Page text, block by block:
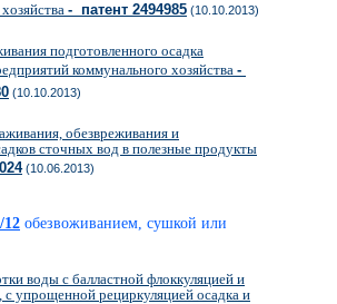
- патент 2494985 (10.10.2013)
подготовленного осадка
коммунального хозяйства -
(10.10.2013)
обезвреживания и
сточных вод в полезные продукты
(10.06.2013)
12 обезвоживанием, сушкой или
воды с балластной флоккуляцией и
с упрощенной рециркуляцией осадка и